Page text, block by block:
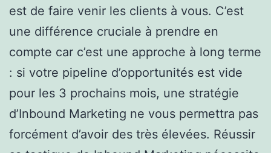
est de faire venir les clients à vous. C’est
une différence cruciale à prendre en
compte car c’est une approche à long terme
: si votre pipeline d’opportunités est vide
pour les 3 prochains mois, une stratégie
d’Inbound Marketing ne vous permettra pas
forcément d’avoir des très élevées. Réussir